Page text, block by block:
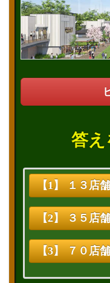
答え
【1】 １３店舗
【2】 ３５店舗
【3】 ７０店舗